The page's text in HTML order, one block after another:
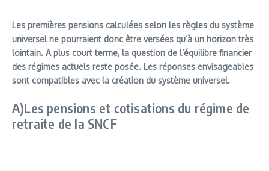
Les premières pensions calculées selon les règles du système
universel ne pourraient donc être versées qu’à un horizon très
lointain. A plus court terme, la question de l’équilibre financier
des régimes actuels reste posée. Les réponses envisageables
sont compatibles avec la création du système universel.
A)Les pensions et cotisations du régime de
retraite de la SNCF